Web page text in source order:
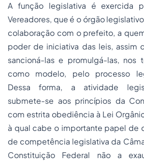
A função legislativa é exercida
Vereadores, que é o órgão
colaboração com o prefeito, a
poder de iniciativa das leis, assim
sancioná-las e promulgá-las, nos
como modelo, pelo processo
Dessa forma, a atividade
submete-se aos princípios da
com estrita obediência à Lei
à qual cabe o importante papel de
de competência legislativa da
Constituição Federal não a